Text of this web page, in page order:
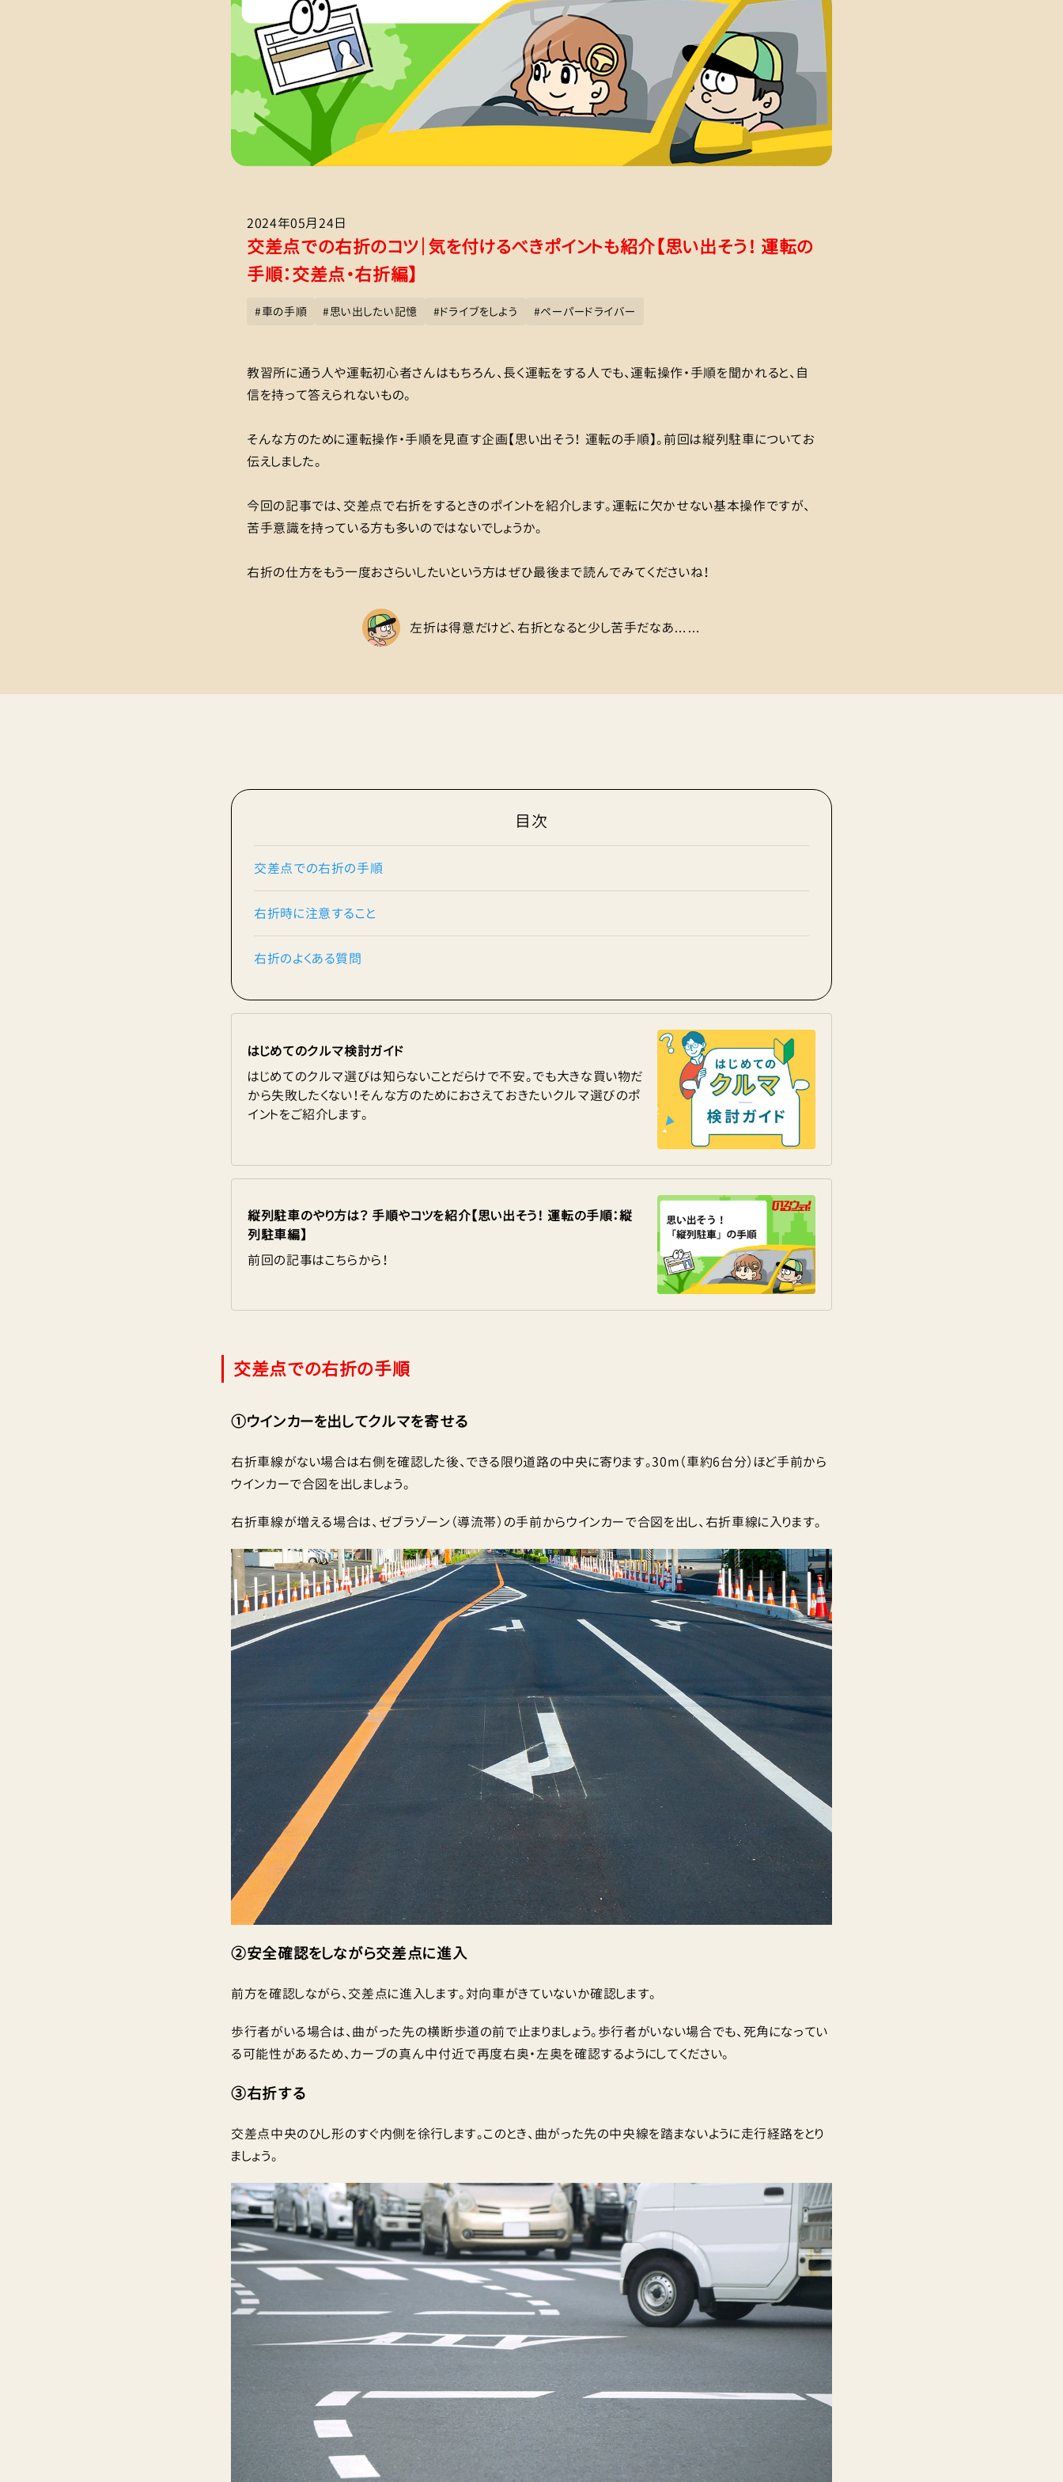
2024年05月24日
交差点での右折のコツ｜気を付けるべきポイントも紹介【思い出そう！ 運転の
手順：交差点・右折編】
#車の手順 #思い出したい記憶 #ドライブをしよう #ペーパードライバー
教習所に通う人や運転初心者さんはもちろん、長く運転をする人でも、運転操作・手順を聞かれると、自
信を持って答えられないもの。
そんな方のために運転操作・手順を見直す企画【思い出そう！ 運転の手順】。前回は縦列駐車についてお
伝えしました。
今回の記事では、交差点で右折をするときのポイントを紹介します。運転に欠かせない基本操作ですが、
苦手意識を持っている方も多いのではないでしょうか。
右折の仕方をもう一度おさらいしたいという方はぜひ最後まで読んでみてくださいね！
左折は得意だけど、右折となると少し苦手だなあ……
目次
交差点での右折の手順
右折時に注意すること
右折のよくある質問
はじめてのクルマ検討ガイド
はじめてのクルマ選びは知らないことだらけで不安。でも大きな買い物だ
から失敗したくない！そんな方のためにおさえておきたいクルマ選びのポ
イントをご紹介します。
縦列駐車のやり方は？ 手順やコツを紹介【思い出そう！ 運転の手順：縦
列駐車編】
前回の記事はこちらから！
交差点での右折の手順
①ウインカーを出してクルマを寄せる
右折車線がない場合は右側を確認した後、できる限り道路の中央に寄ります。30m（車約6台分）ほど手前から
ウインカーで合図を出しましょう。
右折車線が増える場合は、ゼブラゾーン（導流帯）の手前からウインカーで合図を出し、右折車線に入ります。
②安全確認をしながら交差点に進入
前方を確認しながら、交差点に進入します。対向車がきていないか確認します。
歩行者がいる場合は、曲がった先の横断歩道の前で止まりましょう。歩行者がいない場合でも、死角になってい
る可能性があるため、カーブの真ん中付近で再度右奥・左奥を確認するようにしてください。
③右折する
交差点中央のひし形のすぐ内側を徐行します。このとき、曲がった先の中央線を踏まないように走行経路をとり
ましょう。